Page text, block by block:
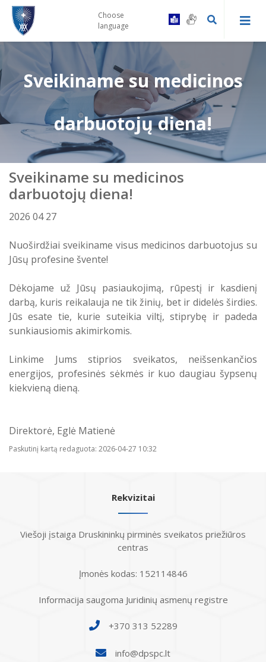
Kaip tapti Centro pacientu
Gydytojų konsultacinės komisijos
tvarka
Vairuotojų komisijos tvarka
Bendrosios praktikos slaugytojų
kontaktai
sudėtingus poreikius turintiems
pacientams
Profilaktinio (ikigydytojinio) kabineto
darbo laikas ir funkcijos Druskininkų
PSPC
Druskininkų PSPC registratūra ir
gydytojų kabinetai
Leipalingio ambulatorija
Viečiūnų ambulatorija
Laukimo eilėje laikas
Atostogaujantys ir sergantys
darbuotojai
Prevencinės programos
Skiepai
Bendradarbiavimas su VSB
Choose
language
Sveikiname su medicinos
darbuotojų diena!
Sveikiname su medicinos
darbuotojų diena!
2026 04 27
Nuoširdžiai sveikiname visus medicinos darbuotojus su
Jūsų profesine švente!
Dėkojame už Jūsų pasiaukojimą, rūpestį ir kasdienį
darbą, kuris reikalauja ne tik žinių, bet ir didelės širdies.
Jūs esate tie, kurie suteikia viltį, stiprybę ir padeda
sunkiausiomis akimirkomis.
Linkime Jums stiprios sveikatos, neišsenkančios
energijos, profesinės sėkmės ir kuo daugiau šypsenų
kiekvieną dieną.
Direktorė, Eglė Matienė
Paskutinį kartą redaguota: 2026-04-27 10:32
Rekvizitai
Viešoji įstaiga Druskininkų pirminės sveikatos priežiūros
centras
Įmonės kodas: 152114846
Informacija saugoma Juridinių asmenų registre
+370 313 52289
info@dpspc.lt